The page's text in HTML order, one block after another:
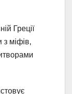
Греції
з міфів,